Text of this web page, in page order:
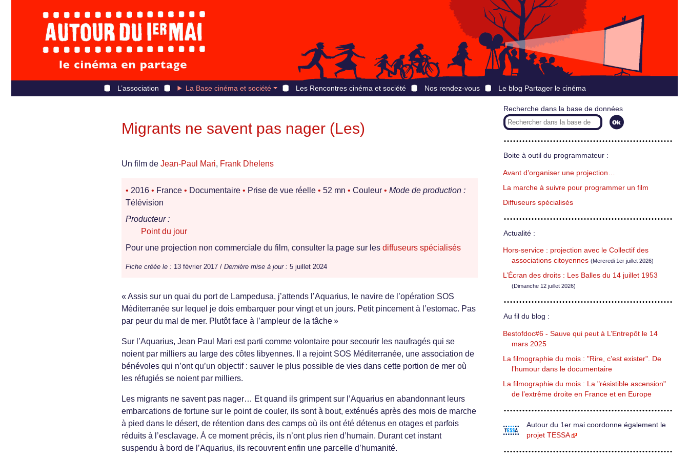
L’association La Base cinéma et société Les Rencontres cinéma et société Nos rendez-vous Le blog Partager le cinéma
Migrants ne savent pas nager (Les)
Un film de Jean-Paul Mari, Frank Dhelens
• 2016 • France • Documentaire • Prise de vue réelle • 52 mn • Couleur • Mode de production :
Télévision
Producteur :
Point du jour
Pour une projection non commerciale du film, consulter la page sur les diffuseurs spécialisés
Fiche créée le : 13 février 2017 / Dernière mise à jour : 5 juillet 2024
« Assis sur un quai du port de Lampedusa, j’attends l’Aquarius, le navire de l’opération SOS
Méditerranée sur lequel je dois embarquer pour vingt et un jours. Petit pincement à l’estomac. Pas
par peur du mal de mer. Plutôt face à l’ampleur de la tâche »
Sur l’Aquarius, Jean Paul Mari est parti comme volontaire pour secourir les naufragés qui se
noient par milliers au large des côtes libyennes. Il a rejoint SOS Méditerranée, une association de
bénévoles qui n’ont qu’un objectif : sauver le plus possible de vies dans cette portion de mer où
les réfugiés se noient par milliers.
Les migrants ne savent pas nager… Et quand ils grimpent sur l’Aquarius en abandonnant leurs
embarcations de fortune sur le point de couler, ils sont à bout, exténués après des mois de marche
à pied dans le désert, de rétention dans des camps où ils ont été détenus en otages et parfois
réduits à l’esclavage. À ce moment précis, ils n’ont plus rien d’humain. Durant cet instant
suspendu à bord de l’Aquarius, ils recouvrent enfin une parcelle d’humanité.
Recherche dans la base de données
Boite à outil du programmateur :
Avant d’organiser une projection…
La marche à suivre pour programmer un film
Diffuseurs spécialisés
Actualité :
Hors-service : projection avec le Collectif des
associations citoyennes (Mercredi 1er juillet 2026)
L’Écran des droits : Les Balles du 14 juillet 1953
(Dimanche 12 juillet 2026)
Au fil du blog :
Bestofdoc#6 - Sauve qui peut à L’Entrepôt le 14
mars 2025
La filmographie du mois : "Rire, c’est exister". De
l’humour dans le documentaire
La filmographie du mois : La "résistible ascension"
de l’extrême droite en France et en Europe
Autour du 1er mai coordonne également le
projet TESSA